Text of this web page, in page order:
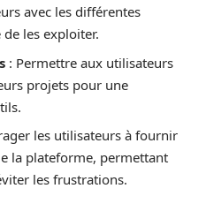
avec les différentes
les exploiter.
: Permettre aux utilisateurs
projets pour une
les utilisateurs à fournir
la plateforme, permettant
les frustrations.